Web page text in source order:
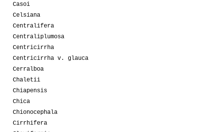
Casoi
Celsiana
Centralifera
Centraliplumosa
Centricirrha
Centricirrha v. glauca
Cerralboa
Chaletii
Chiapensis
Chica
Chionocephala
Cirrhifera